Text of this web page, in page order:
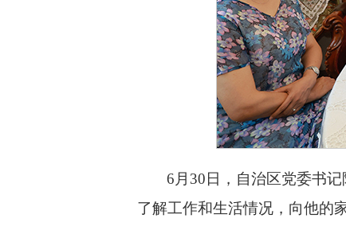
6月30日，自治区党委书
了解工作和生活情况，向他的